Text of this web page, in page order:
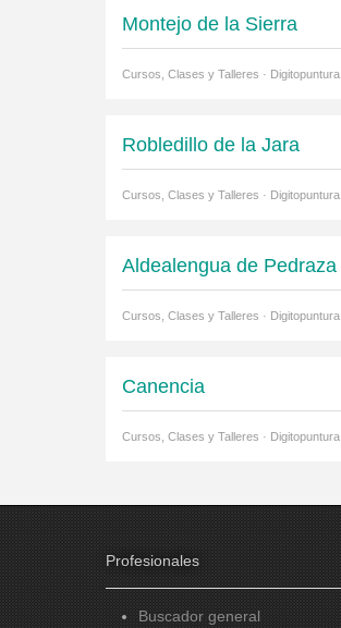
Montejo de la Sierra
Cursos, Clases y Talleres · Digitopuntura
Robledillo de la Jara
Cursos, Clases y Talleres · Digitopuntura
Aldealengua de Pedraza
Cursos, Clases y Talleres · Digitopuntura
Canencia
Cursos, Clases y Talleres · Digitopuntura
Profesionales
Buscador general